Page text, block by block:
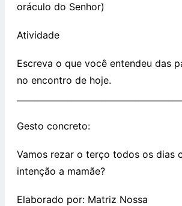
oráculo do Senhor)
Atividade
Escreva o que você entendeu das
no encontro de hoje.
Gesto concreto:
Vamos rezar o terço todos os dias
intenção a mamãe?
Elaborado por: Matriz Nossa